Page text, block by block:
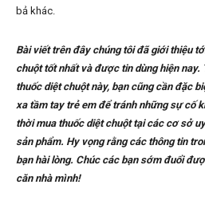
bả khác.
Bài viết trên đây chúng tôi đã giới thiệu
chuột tốt nhất và được tin dùng hiện
thuốc diệt chuột này, bạn cũng cần đặc
xa tầm tay trẻ em để tránh những sự cố
thời mua thuốc diệt chuột tại các cơ sở
sản phẩm. Hy vọng rằng các thông tin
bạn hài lòng. Chúc các bạn sớm đuổi
căn nhà mình!